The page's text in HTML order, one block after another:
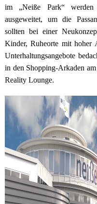
im „Neiße Park“ werden
ausgeweitet, um die
sollten bei einer
Kinder, Ruheorte mit hoher
Unterhaltungsangebote
in den Shopping-Arkaden
Reality Lounge.